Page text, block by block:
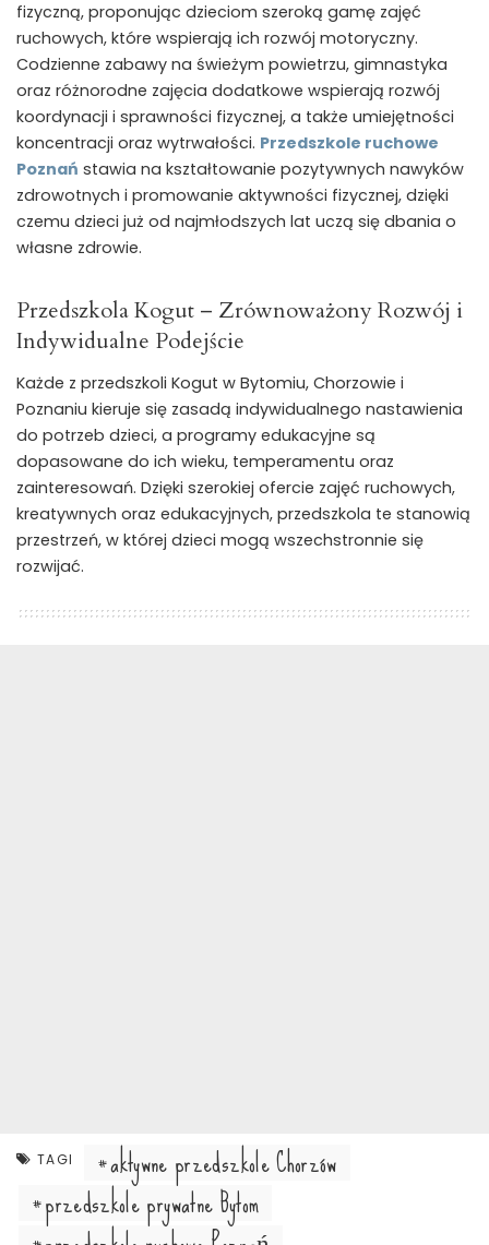
fizyczną, proponując dzieciom szeroką gamę zajęć
ruchowych, które wspierają ich rozwój motoryczny.
Codzienne zabawy na świeżym powietrzu, gimnastyka
oraz różnorodne zajęcia dodatkowe wspierają rozwój
koordynacji i sprawności fizycznej, a także umiejętności
koncentracji oraz wytrwałości. Przedszkole ruchowe
Poznań stawia na kształtowanie pozytywnych nawyków
zdrowotnych i promowanie aktywności fizycznej, dzięki
czemu dzieci już od najmłodszych lat uczą się dbania o
własne zdrowie.
Przedszkola Kogut – Zrównoważony Rozwój i
Indywidualne Podejście
Każde z przedszkoli Kogut w Bytomiu, Chorzowie i
Poznaniu kieruje się zasadą indywidualnego nastawienia
do potrzeb dzieci, a programy edukacyjne są
dopasowane do ich wieku, temperamentu oraz
zainteresowań. Dzięki szerokiej ofercie zajęć ruchowych,
kreatywnych oraz edukacyjnych, przedszkola te stanowią
przestrzeń, w której dzieci mogą wszechstronnie się
rozwijać.
TAGI
aktywne przedszkole Chorzów
przedszkole prywatne Bytom